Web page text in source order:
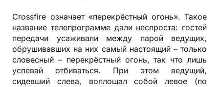
Crossfire означает «перекрёстный огонь». Такое
название телепрограмме дали неспроста: гостей
передачи усаживали между парой ведущих,
обрушивавших на них самый настоящий – только
словесный – перекрёстный огонь, так что лишь
успевай отбиваться. При этом ведущий,
сидевший слева, воплощал собой левое (по